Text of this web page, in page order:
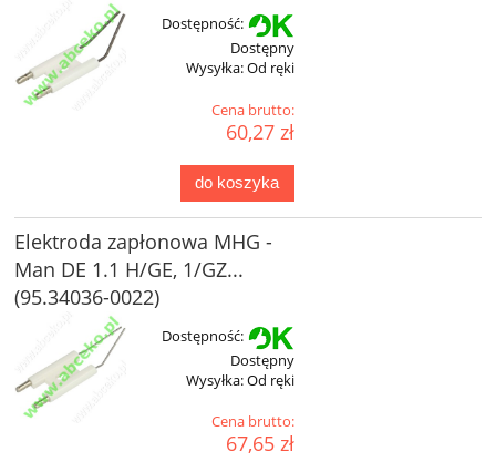
Dostępność:
Dostępny
Wysyłka:Od ręki
Cena brutto:
60,27 zł
do koszyka
Elektroda zapłonowa MHG -
Man DE 1.1 H/GE, 1/GZ...
(95.34036-0022)
Dostępność:
Dostępny
Wysyłka:Od ręki
Cena brutto:
67,65 zł